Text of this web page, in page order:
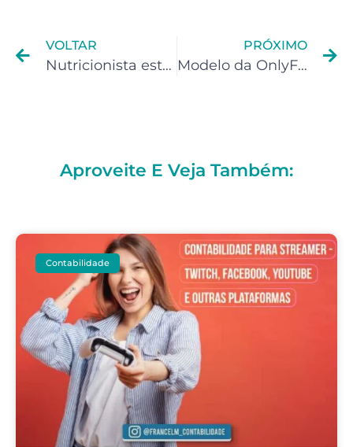
VOLTAR
Nutricionista está sujeito a pagar IR?
PRÓXIMO
Modelo da OnlyFans está sujeito a pagar IR ?
Aproveite E Veja Também:
Contabilidade